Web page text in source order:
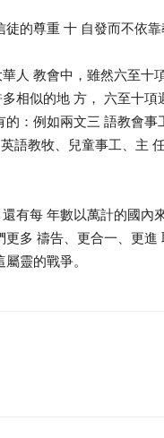
的尊重 十 自發而不依
人 教會中，雖然六至十
相似的地 方， 六至十
：例如兩文三 語教會
語教牧、兒童事工、主
有每 年數以萬計的國內
多 禱告、更合一、更
靈的戰爭。